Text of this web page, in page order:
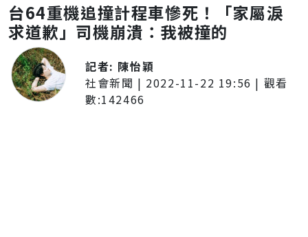
台64重機追撞計程車慘死！「家屬淚
求道歉」司機崩潰：我被撞的
記者: 陳怡穎
社會新聞 | 2022-11-22 19:56 | 觀看
數:142466